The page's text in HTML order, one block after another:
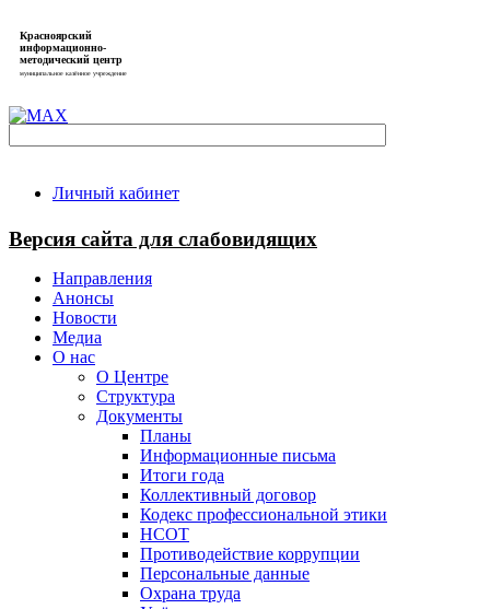
Красноярский
информационно-
методический центр
муниципальное казённое учреждение
Личный кабинет
Версия сайта для слабовидящих
Направления
Анонсы
Новости
Медиа
О нас
О Центре
Структура
Документы
Планы
Информационные письма
Итоги года
Коллективный договор
Кодекс профессиональной этики
НСОТ
Противодействие коррупции
Персональные данные
Охрана труда